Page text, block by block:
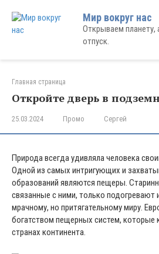
контенту
Мир вокруг нас
Открываем планету,
отпуск.
Главная страница
Откройте дверь в
25.03.2024 Промо Сергей
Природа всегда удивляла человека
Одной из самых интригующих и
образований являются пещеры.
связанные с ними, только подогревают
мрачному, но притягательному миру.
богатством пещерных систем, которые
странах континента.